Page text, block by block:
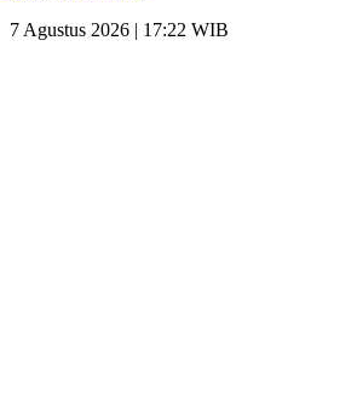
7 Agustus 2026 | 17:22 WIB